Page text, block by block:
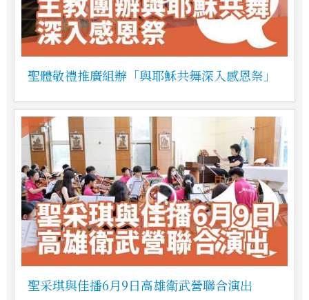
聖體敬禮推廣組辦「與耶穌共舞深入感恩祭」
聖采琪與佳播6月9日高雄衛武營聯合演出